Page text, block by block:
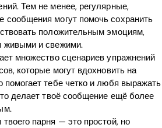
Тем не менее, регулярные,
могут помочь сохранить
положительным эмоциям,
живыми и свежими.
множество сценариев упражнений
которые могут вдохновить на
тебе четко и любя выражать
делает твоё сообщение ещё более
парня — это простой, но